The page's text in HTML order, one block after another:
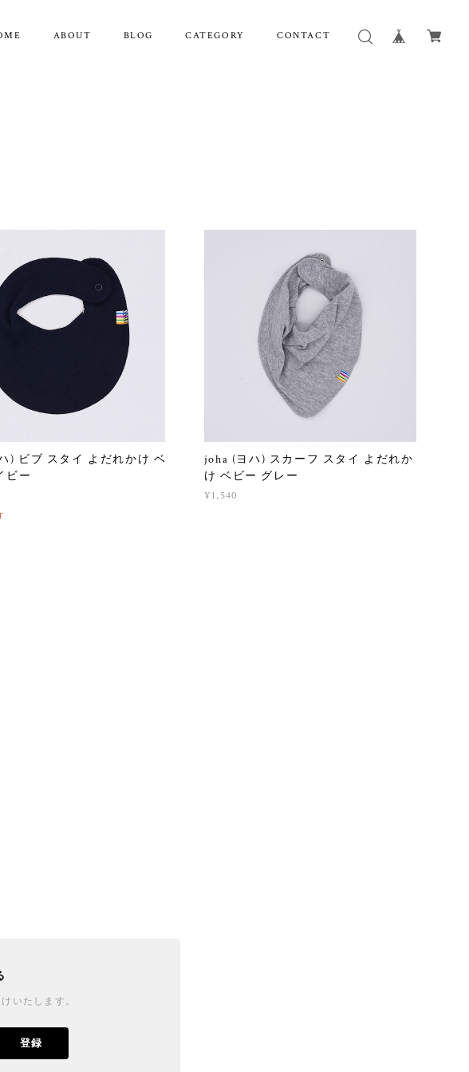
ABOUT BLOG CATEGORY CONTACT
) ビブ スタイ よだれかけ ベ
ビー
joha (ヨハ) スカーフ スタイ よだれか
け ベビー グレー
¥1,540
いたします。
登録